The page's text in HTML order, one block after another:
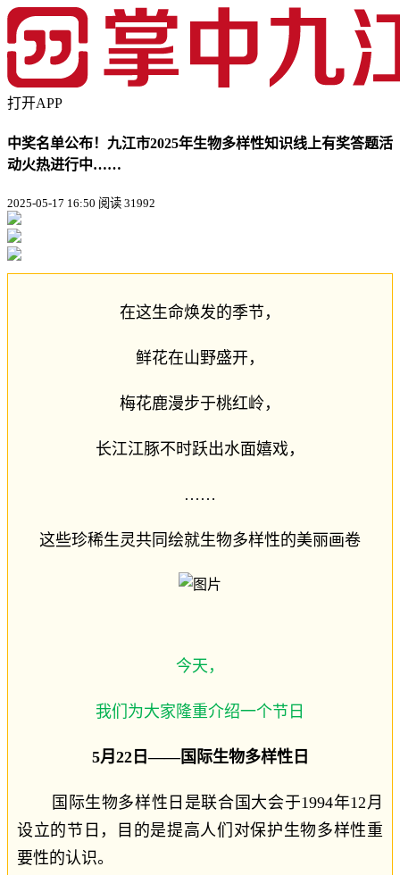
打开APP
中奖名单公布！九江市2025年生物多样性知识线上有奖答题活
动火热进行中……
2025-05-17 16:50 阅读 31992
在这生命焕发的季节，
鲜花在山野盛开，
梅花鹿漫步于桃红岭，
长江江豚不时跃出水面嬉戏，
……
这些珍稀生灵共同绘就生物多样性的美丽画卷
今天，
我们为大家隆重介绍一个节日
5月22日——国际生物多样性日
国际生物多样性日是联合国大会于1994年12月
设立的节日，目的是提高人们对保护生物多样性重
要性的认识。